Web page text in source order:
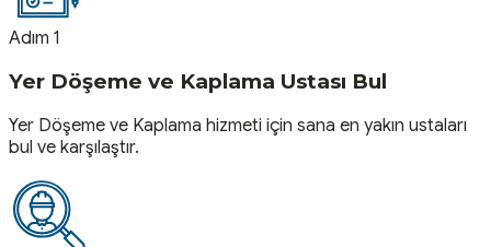
Adım 1
Yer Döşeme ve Kaplama Ustası Bul
Yer Döşeme ve Kaplama hizmeti için sana en yakın ustaları
bul ve karşılaştır.